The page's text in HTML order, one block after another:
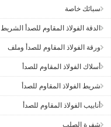
سبائك خاصة
الدقة الفولاذ المقاوم للصدأ الشريط
ورقة الفولاذ المقاوم للصدأ وملف
أسلاك الفولاذ المقاوم للصدأ
شريط الفولاذ المقاوم للصدأ
أنابيب الفولاذ المقاوم للصدأ
شفرة الصلب